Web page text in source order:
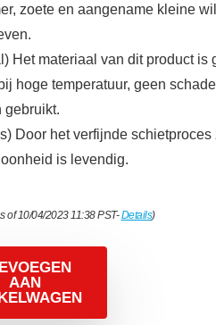
zoete en aangename kleine
Het materiaal van dit product is
hoge temperatuur, geen
gebruikt.
Door het verfijnde
is levendig.
of 10/04/2023 11:38 PST-Details)
AAN